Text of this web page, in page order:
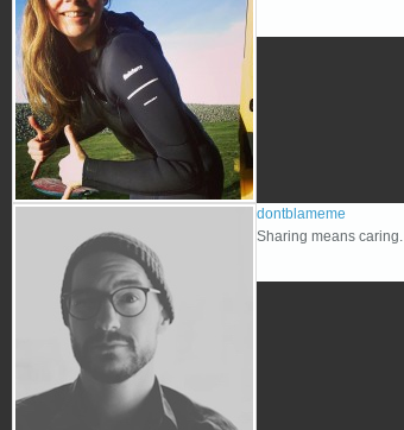
dontblameme
Sharing means caring.